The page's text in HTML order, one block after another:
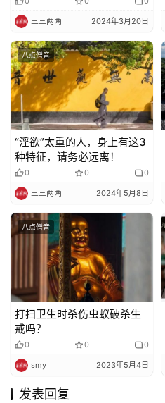
三三两两 2024年3月20日
八点僧音
“淫欲”太重的人，身上有这3
种特征，请务必远离！
0 0 0
三三两两 2024年5月8日
八点僧音
打扫卫生时杀伤虫蚁破杀生
戒吗？
0 0 0
smy 2023年5月4日
发表回复